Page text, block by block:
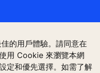
的用戶體驗。請同意在
用 Cookie 來瀏覽本網
定和優先選擇。如需了解